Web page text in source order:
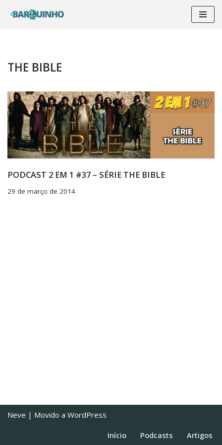
conteúdo
THE BIBLE
PODCAST 2 EM 1 #37 – SÉRIE THE BIBLE
29 de março de 2014
Neve | Movido a WordPress
Início Podcasts Artigos